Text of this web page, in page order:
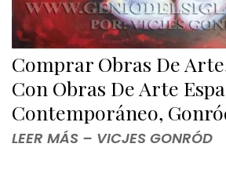
Comprar Obras De
Con Obras De Arte
Contemporáneo,
LEER MÁS – VICJES GONRÓD